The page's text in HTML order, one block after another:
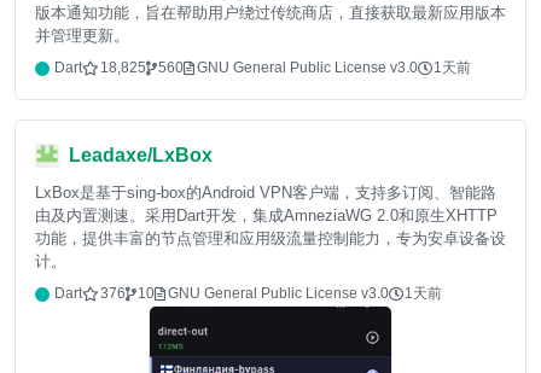
版本通知功能，旨在帮助用户绕过传统商店，直接获取最新应用版本
并管理更新。
Dart 18,825 560 GNU General Public License v3.0 1天前
Leadaxe/LxBox
LxBox是基于sing-box的Android VPN客户端，支持多订阅、智能路
由及内置测速。采用Dart开发，集成AmneziaWG 2.0和原生XHTTP
功能，提供丰富的节点管理和应用级流量控制能力，专为安卓设备设
计。
Dart 376 10 GNU General Public License v3.0 1天前